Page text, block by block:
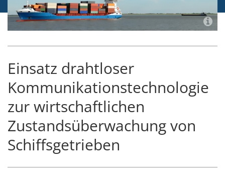
Einsatz drahtloser
Kommunikationstechnologie
zur wirtschaftlichen
Zustandsüberwachung von
Schiffsgetrieben